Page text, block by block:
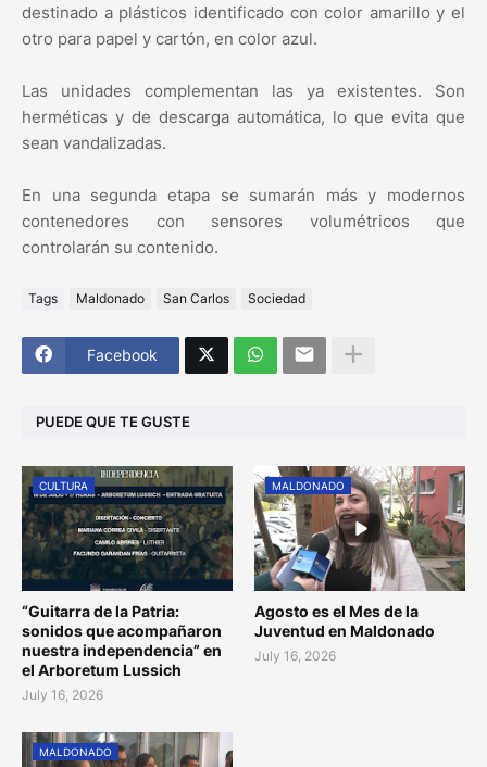
destinado a plásticos identificado con color amarillo y el
otro para papel y cartón, en color azul.
Las unidades complementan las ya existentes. Son
herméticas y de descarga automática, lo que evita que
sean vandalizadas.
En una segunda etapa se sumarán más y modernos
contenedores con sensores volumétricos que
controlarán su contenido.
Tags Maldonado San Carlos Sociedad
Facebook
PUEDE QUE TE GUSTE
CULTURA
“Guitarra de la Patria:
sonidos que acompañaron
nuestra independencia” en
el Arboretum Lussich
July 16, 2026
MALDONADO
Agosto es el Mes de la
Juventud en Maldonado
July 16, 2026
MALDONADO